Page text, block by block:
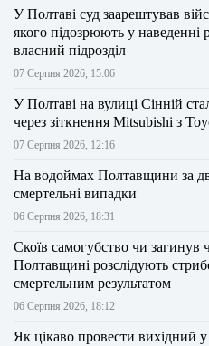
У Полтаві суд заарештував
якого підозрюють у
власний підрозділ
07 Серпня 2026, 15:06
У Полтаві на вулиці Сінній
через зіткнення Mitsubishi з
07 Серпня 2026, 12:16
На водоймах Полтавщини за
смертельні випадки
06 Серпня 2026, 18:31
Скоїв самогубство чи загинув
Полтавщині розслідують
смертельним результатом
06 Серпня 2026, 18:12
Як цікаво провести вихідний